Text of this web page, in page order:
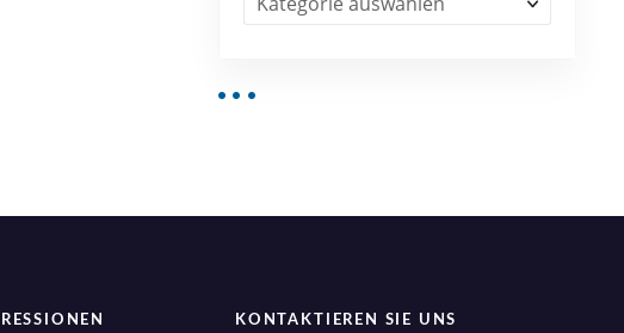
KONTAKTIEREN SIE UNS